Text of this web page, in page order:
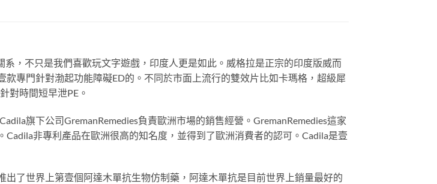
，不只是我們喜歡玩文字遊戲，印度人更是如此。威格拉是正宗的印度版威而
專門針對渤起功能障礙ED的。不同於市面上流行的雙效片比如卡瑪格，超級犀
對時間短早泄PE。
旗下公司GremanRemedies負責歐洲市場的銷售經營。GremanRemedies這家
非專利產品在歐洲很高的知名度，並得到了歐洲消費者的認可。Cadila是壹
了世界上第壹個阿達木單抗生物仿制藥，阿達木單抗是目前世界上銷量最好的